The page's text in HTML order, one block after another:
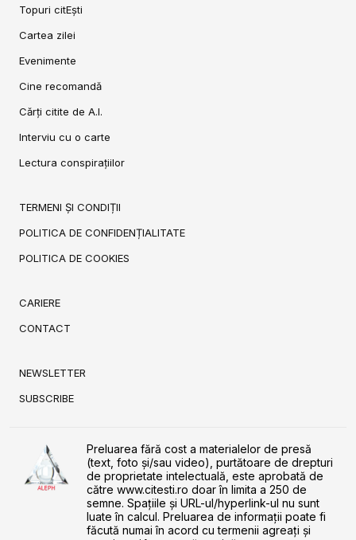
Topuri citEști
Cartea zilei
Evenimente
Cine recomandă
Cărți citite de A.I.
Interviu cu o carte
Lectura conspirațiilor
TERMENI ȘI CONDIȚII
POLITICA DE CONFIDENȚIALITATE
POLITICA DE COOKIES
CARIERE
CONTACT
NEWSLETTER
SUBSCRIBE
Preluarea fără cost a materialelor de presă
(text, foto și/sau video), purtătoare de drepturi
de proprietate intelectuală, este aprobată de
către www.citesti.ro doar în limita a 250 de
semne. Spaţiile şi URL-ul/hyperlink-ul nu sunt
luate în calcul. Preluarea de informaţii poate fi
făcută numai în acord cu termenii agreaţi şi